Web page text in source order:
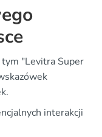
"Levitra Super
interakcji